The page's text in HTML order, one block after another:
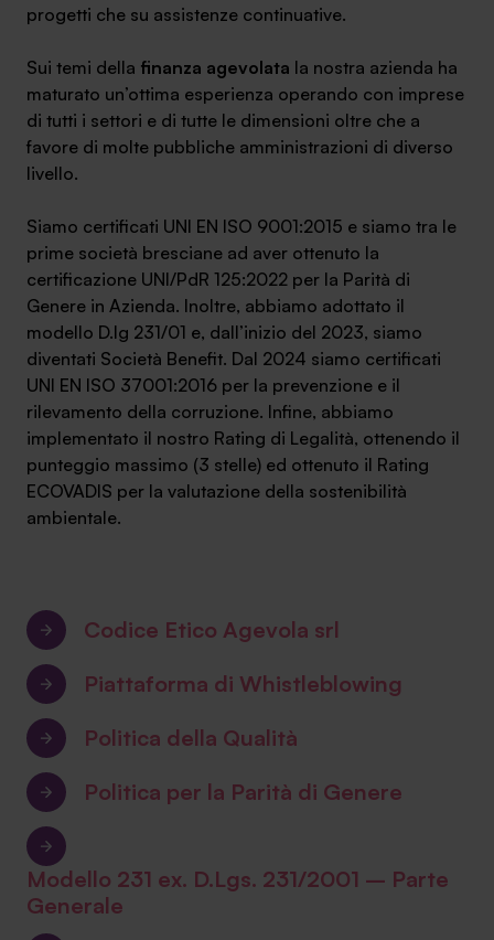
progetti che su assistenze continuative.
Sui temi della finanza agevolata la nostra azienda ha
maturato un’ottima esperienza operando con imprese
di tutti i settori e di tutte le dimensioni oltre che a
favore di molte pubbliche amministrazioni di diverso
livello.
Siamo certificati UNI EN ISO 9001:2015 e siamo tra le
prime società bresciane ad aver ottenuto la
certificazione UNI/PdR 125:2022 per la Parità di
Genere in Azienda. Inoltre, abbiamo adottato il
modello D.lg 231/01 e, dall’inizio del 2023, siamo
diventati Società Benefit. Dal 2024 siamo certificati
UNI EN ISO 37001:2016 per la prevenzione e il
rilevamento della corruzione. Infine, abbiamo
implementato il nostro Rating di Legalità, ottenendo il
punteggio massimo (3 stelle) ed ottenuto il Rating
ECOVADIS per la valutazione della sostenibilità
ambientale.
Codice Etico Agevola srl
Piattaforma di Whistleblowing
Politica della Qualità
Politica per la Parità di Genere
Modello 231 ex. D.Lgs. 231/2001 – Parte
Generale